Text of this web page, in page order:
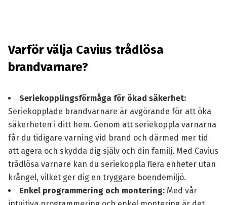
Varför välja Cavius trådlösa
brandvarnare?
Seriekopplingsförmåga för ökad säkerhet:
Seriekopplade brandvarnare är avgörande för att öka
säkerheten i ditt hem. Genom att seriekoppla varnarna
får du tidigare varning vid brand och därmed mer tid
att agera och skydda dig själv och din familj. Med Cavius
trådlösa varnare kan du seriekoppla flera enheter utan
krångel, vilket ger dig en tryggare boendemiljö.
Enkel programmering och montering:Med vår